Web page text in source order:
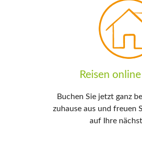
Reisen
Buchen Sie jetzt ganz
zuhause aus und freuen
auf Ihre